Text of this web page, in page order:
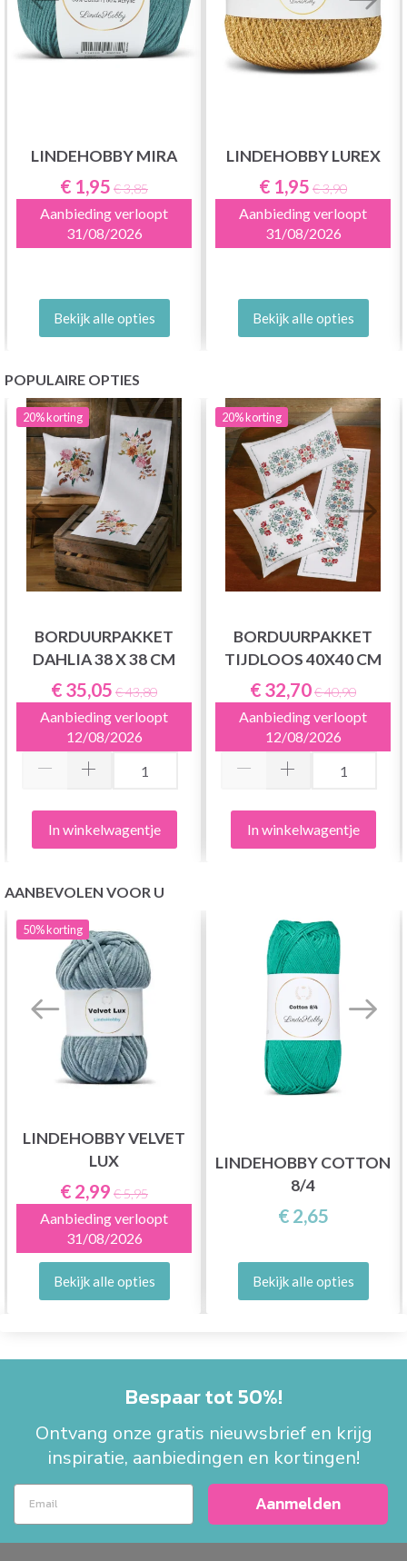
LINDEHOBBY MIRA
€ 1,95 € 3,85
Aanbieding verloopt
31/08/2026
Bekijk alle opties
LINDEHOBBY LUREX
€ 1,95 € 3,90
Aanbieding verloopt
31/08/2026
Bekijk alle opties
POPULAIRE OPTIES
20%korting
BORDUURPAKKET
DAHLIA 38 X 38 CM
€ 35,05 € 43,80
Aanbieding verloopt
12/08/2026
In winkelwagentje
20%korting
BORDUURPAKKET
TIJDLOOS 40X40 CM
€ 32,70€ 40,90
Aanbieding verloopt
12/08/2026
In winkelwagentje
AANBEVOLEN VOOR U
50%korting
LINDEHOBBY VELVET
LUX
€ 2,99 € 5,95
Aanbieding verloopt
31/08/2026
Bekijk alle opties
LINDEHOBBY COTTON
8/4
€ 2,65
Bekijk alle opties
Bespaar tot 50%!
Ontvang onze gratis nieuwsbrief en krijg
inspiratie, aanbiedingen en kortingen!
Aanmelden